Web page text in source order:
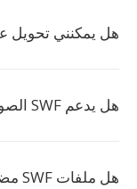
هل يمكنني تحويل
هل يدعم SWF الصوت؟
هل ملفات SWF مضغوطة؟